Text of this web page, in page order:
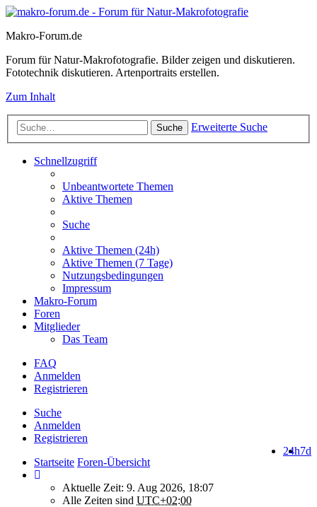
Makro-Forum.de
Forum für Natur-Makrofotografie. Bilder zeigen und diskutieren.
Fototechnik diskutieren. Artenportraits erstellen.
Zum Inhalt
Suche Erweiterte Suche
Schnellzugriff
Unbeantwortete Themen
Aktive Themen
Suche
Aktive Themen (24h)
Aktive Themen (7 Tage)
Nutzungsbedingungen
Impressum
Makro-Forum
Foren
Mitglieder
Das Team
FAQ
Anmelden
Registrieren
Suche
Anmelden
Registrieren
7d
24h
Startseite Foren-Übersicht
Aktuelle Zeit: 9. Aug 2026, 18:07
Alle Zeiten sind UTC+02:00